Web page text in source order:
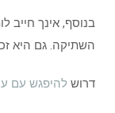
בנוסף, אינך חייב
השתיקה. גם היא
דרוש להיפגש עם